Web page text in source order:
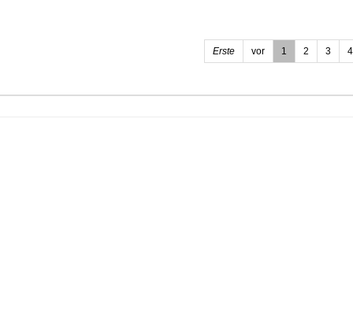
Erste vor 1 2 3 4